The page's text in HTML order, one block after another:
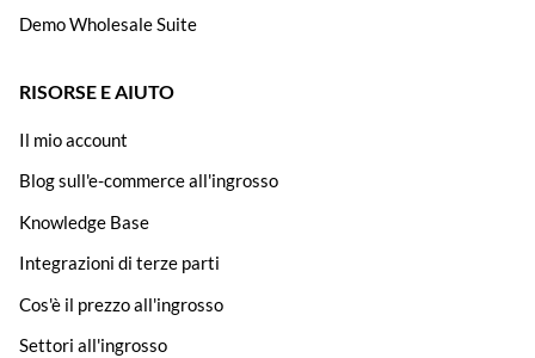
Demo Wholesale Suite
RISORSE E AIUTO
Il mio account
Blog sull'e-commerce all'ingrosso
Knowledge Base
Integrazioni di terze parti
Cos'è il prezzo all'ingrosso
Settori all'ingrosso